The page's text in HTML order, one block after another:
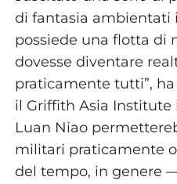
di fantasia ambientati
possiede una flotta di
dovesse diventare
praticamente tutti”,
il Griffith Asia Institute
Luan Niao
militari praticamente
del tempo, in genere